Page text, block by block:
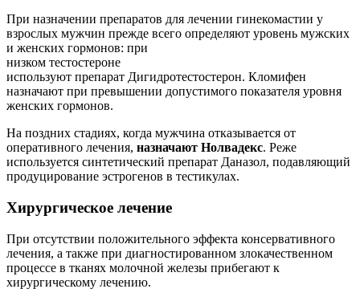
При назначении препаратов для лечении гинекомастии у
взрослых мужчин прежде всего определяют уровень мужских
и женских гормонов: при
низком тестостероне
используют препарат Дигидротестостерон. Кломифен
назначают при превышении допустимого показателя уровня
женских гормонов.
На поздних стадиях, когда мужчина отказывается от
оперативного лечения, назначают Нолвадекс. Реже
используется синтетический препарат Даназол, подавляющий
продуцирование эстрогенов в тестикулах.
Хирургическое лечение
При отсутствии положительного эффекта консервативного
лечения, а также при диагностированном злокачественном
процессе в тканях молочной железы прибегают к
хирургическому лечению.